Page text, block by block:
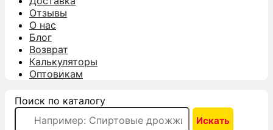
Отзывы
О нас
Блог
Возврат
Калькуляторы
Оптовикам
Поиск по каталогу